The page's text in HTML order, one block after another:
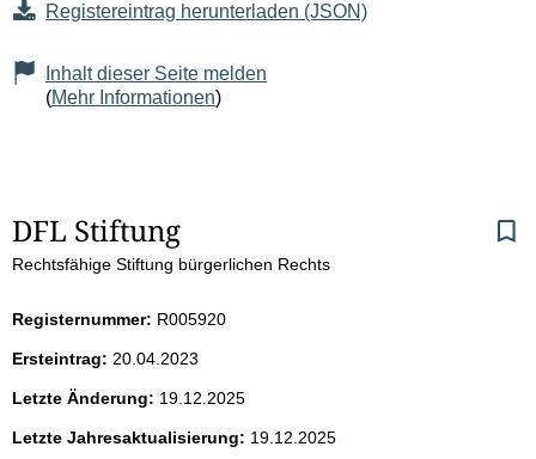
Registereintrag herunterladen (JSON)
Inhalt dieser Seite melden
(Mehr Informationen)
S
e
i
t
e
DFL Stiftung
Rechtsfähige Stiftung bürgerlichen Rechts
Registernummer: R005920
Ersteintrag: 20.04.2023
Letzte Änderung: 19.12.2025
Letzte Jahresaktualisierung: 19.12.2025